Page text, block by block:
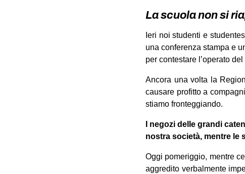
La scuola non si
Ieri noi studenti e
una conferenza stampa e
per contestare l’operato
Ancora una volta la
causare profitto a
stiamo fronteggiando.
I negozi delle grandi
nostra società, mentre le
Oggi pomeriggio, mentre
aggredito verbalmente